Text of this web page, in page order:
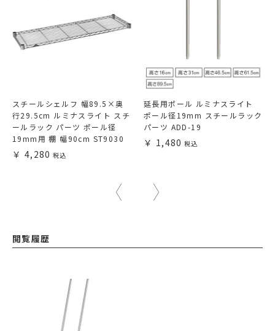
スチールシェルフ 幅89.5×奥
行29.5cm ルミナスライト スチ
ールラック パーツ ポール径
19mm用 棚 幅90cm ST9030
4,280
延長用ポール ルミナスライト
ポール径19mm スチールラック
パーツ ADD-19
1,480
閲覧履歴